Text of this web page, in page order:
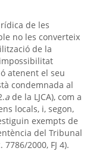
de les
no les converteix
de la
atenent el seu
condemnada al
a de la LJCA), com a
locals, i, segon,
exempts de
del Tribunal
2000, FJ 4).